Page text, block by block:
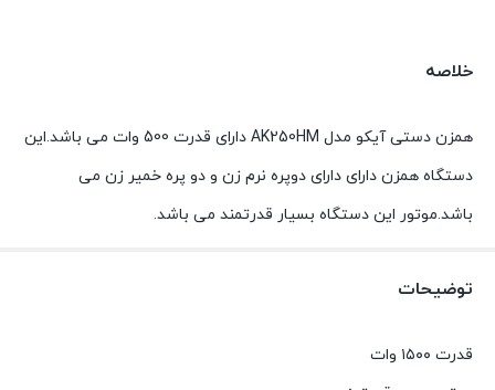
خلاصه
همزن دستی آیکو مدل AK250HM دارای قدرت 500 وات می باشد.این
دستگاه همزن دارای دارای دوپره نرم زن و دو پره خمیر زن می
باشد.موتور این دستگاه بسیار قدرتمند می باشد.
توضیحات
قدرت ۱۵۰۰ وات